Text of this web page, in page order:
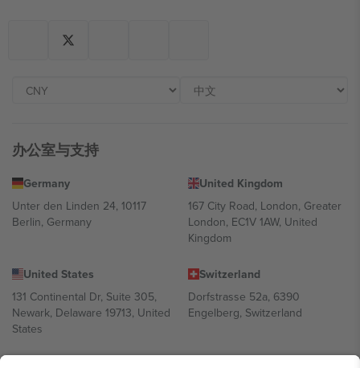
办公室与支持
Germany
Unter den Linden 24, 10117
Berlin, Germany
United Kingdom
167 City Road, London, Greater
London, EC1V 1AW, United
Kingdom
United States
131 Continental Dr, Suite 305,
Newark, Delaware 19713, United
States
Switzerland
Dorfstrasse 52a, 6390
Engelberg, Switzerland